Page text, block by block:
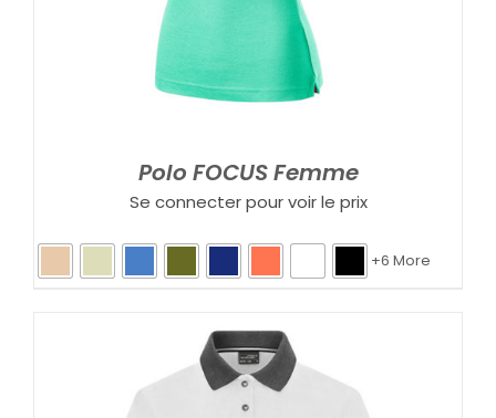
Polo FOCUS Femme
Se connecter pour voir le prix
+6 More